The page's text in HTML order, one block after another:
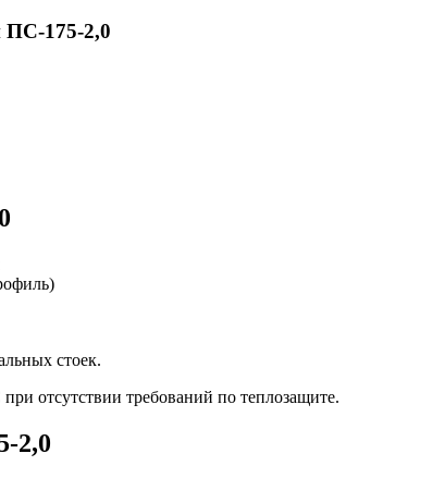
ПС-175-2,0
стоек.
отсутствии требований по теплозащите.
2,0